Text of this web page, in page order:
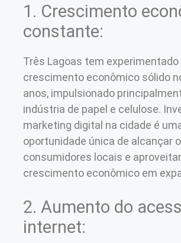
1. Crescimento
constante:
Três Lagoas tem experimentado
crescimento econômico sólido
anos, impulsionado
indústria de papel e celulose.
marketing digital na cidade é
oportunidade única de alcançar
consumidores locais e
crescimento econômico em
2. Aumento do
internet: